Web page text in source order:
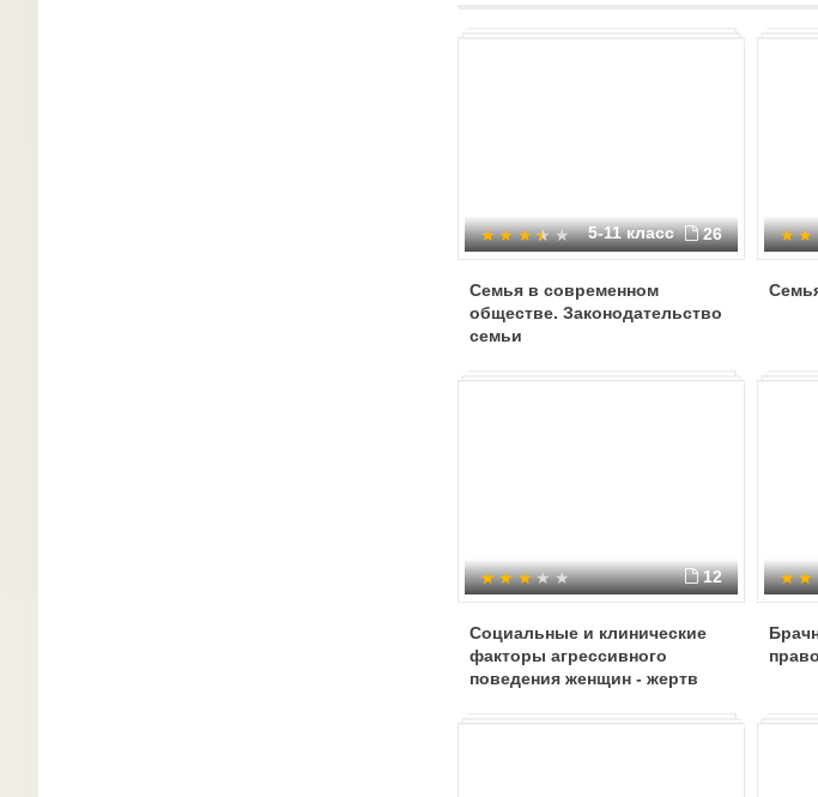
5-11 класс 26
Семья в современном
обществе. Законодательство
семьи
12
Социальные и клинические
факторы агрессивного
поведения женщин - жертв